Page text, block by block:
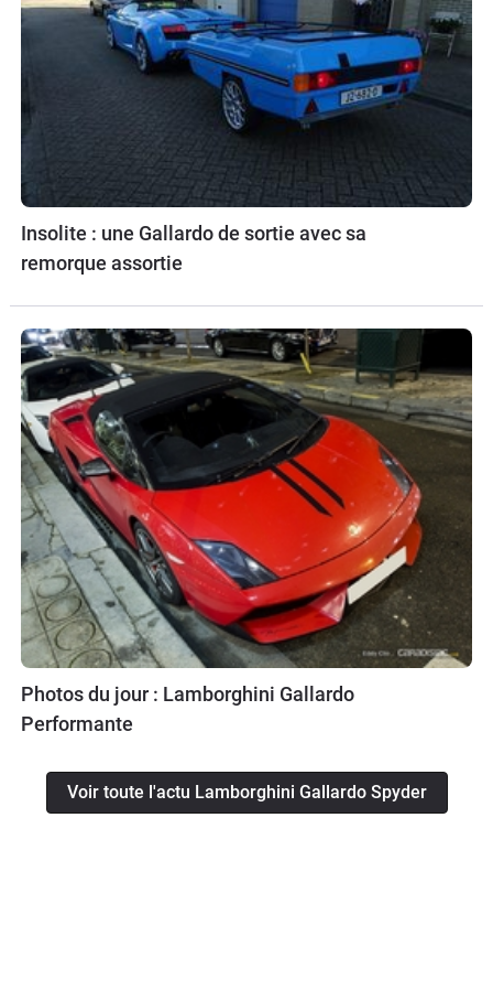
Insolite : une Gallardo de sortie avec sa
remorque assortie
Photos du jour : Lamborghini Gallardo
Performante
Voir toute l'actu Lamborghini Gallardo Spyder